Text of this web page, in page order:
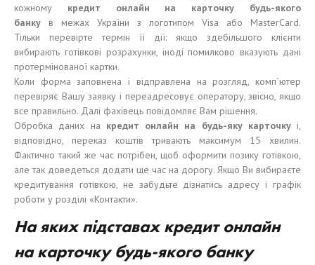
кожному кредит онлайн на карточку будь-якого
банку в межах України з логотипом Visa або MasterCard.
Тільки перевірте термін її дії: якщо здебільшого клієнти
вибирають готівкові розрахунки, іноді помилково вказують дані
протермінованої картки.
Коли форма заповнена і відправлена на розгляд, комп`ютер
перевіряє Вашу заявку і переадресовує оператору, звісно, якщо
все правильно. Далі фахівець повідомляє Вам рішення.
Обробка даних на кредит онлайн на будь-якукарточку і,
відповідно, переказ коштів тривають максимум 15 хвилин.
Фактично такий же час потрібен, щоб оформити позику готівкою,
але так доведеться додати ще час на дорогу. Якщо Ви вибираєте
кредитування готівкою, не забудьте дізнатись адресу і графік
роботи у розділі «Контакти».
Наяких підставах кредит онлайн
на карточку будь-якого банку